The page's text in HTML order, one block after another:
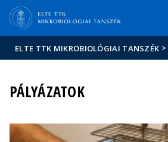
sajtóban
ELTE TTK MIKROBIOLÓGIAI TANSZÉK >
PÁLYÁZATOK